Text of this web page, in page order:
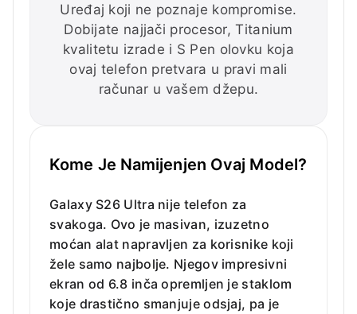
Uređaj koji ne poznaje kompromise.
Dobijate najjači procesor, Titanium
kvalitetu izrade i S Pen olovku koja
ovaj telefon pretvara u pravi mali
računar u vašem džepu.
Kome Je Namijenjen Ovaj Model?
Galaxy S26 Ultra nije telefon za
svakoga. Ovo je masivan, izuzetno
moćan alat napravljen za korisnike koji
žele samo najbolje. Njegov impresivni
ekran od 6.8 inča opremljen je staklom
koje drastično smanjuje odsjaj, pa je